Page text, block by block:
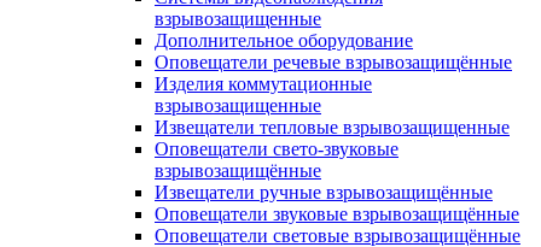
взрывозащищенные
Дополнительное оборудование
Оповещатели речевые взрывозащищённые
Изделия коммутационные
взрывозащищенные
Извещатели тепловые взрывозащищенные
Оповещатели свето-звуковые
взрывозащищённые
Извещатели ручные взрывозащищённые
Оповещатели звуковые взрывозащищённые
Оповещатели световые взрывозащищённые